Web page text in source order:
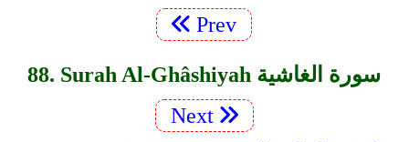
Prev
88. Surah Al-Ghâshiyah سورة الغاشية
Next